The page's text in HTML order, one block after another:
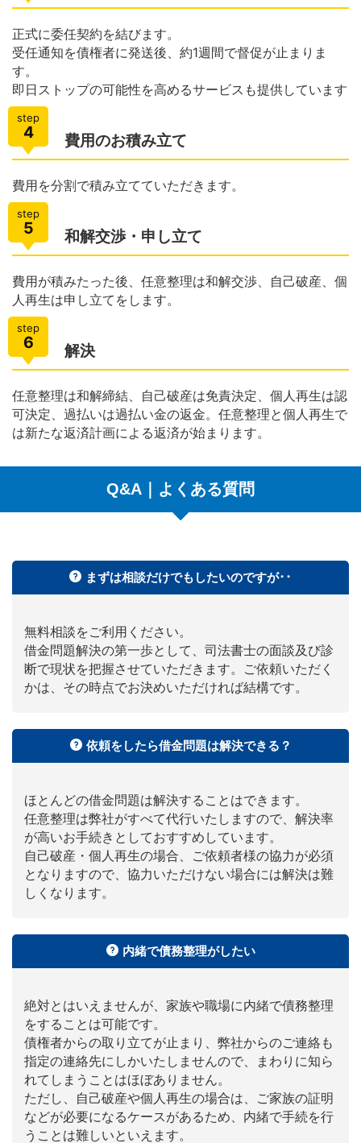
正式に委任契約を結びます。
受任通知を債権者に発送後、約1週間で督促が止まりま
す。
即日ストップの可能性を高めるサービスも提供しています
step
4 費用のお積み立て
費用を分割で積み立てていただきます。
step
5 和解交渉・申し立て
費用が積みたった後、任意整理は和解交渉、自己破産、個
人再生は申し立てをします。
step
6 解決
任意整理は和解締結、自己破産は免責決定、個人再生は認
可決定、過払いは過払い金の返金。任意整理と個人再生で
は新たな返済計画による返済が始まります。
Q&A｜よくある質問
まずは相談だけでもしたいのですが･･
無料相談をご利用ください。
借金問題解決の第一歩として、司法書士の面談及び診
断で現状を把握させていただきます。ご依頼いただく
かは、その時点でお決めいただければ結構です。
依頼をしたら借金問題は解決できる？
ほとんどの借金問題は解決することはできます。
任意整理は弊社がすべて代行いたしますので、解決率
が高いお手続きとしておすすめしています。
自己破産・個人再生の場合、ご依頼者様の協力が必須
となりますので、協力いただけない場合には解決は難
しくなります。
内緒で債務整理がしたい
絶対とはいえませんが、家族や職場に内緒で債務整理
をすることは可能です。
債権者からの取り立てが止まり、弊社からのご連絡も
指定の連絡先にしかいたしませんので、まわりに知ら
れてしまうことはほぼありません。
ただし、自己破産や個人再生の場合は、ご家族の証明
などが必要になるケースがあるため、内緒で手続を行
うことは難しいといえます。